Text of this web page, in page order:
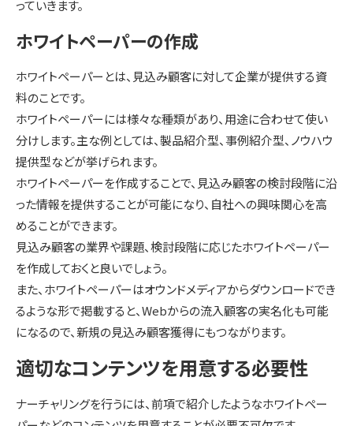
っていきます。
ホワイトペーパーの作成
ホワイトペーパーとは、見込み顧客に対して企業が提供する資
料のことです。
ホワイトペーパーには様々な種類があり、用途に合わせて使い
分けします。主な例としては、製品紹介型、事例紹介型、ノウハウ
提供型などが挙げられます。
ホワイトペーパーを作成することで、見込み顧客の検討段階に沿
った情報を提供することが可能になり、自社への興味関心を高
めることができます。
見込み顧客の業界や課題、検討段階に応じたホワイトペーパー
を作成しておくと良いでしょう。
また、ホワイトペーパーはオウンドメディアからダウンロードでき
るような形で掲載すると、Webからの流入顧客の実名化も可能
になるので、新規の見込み顧客獲得にもつながります。
適切なコンテンツを用意する必要性
ナーチャリングを行うには、前項で紹介したようなホワイトペー